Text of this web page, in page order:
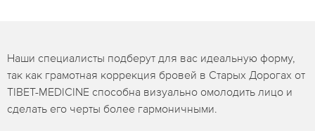
Наши специалисты подберут для вас идеальную форму,
так как грамотная коррекция бровей в Старых Дорогах от
TIBET-MEDICINE способна визуально омолодить лицо и
сделать его черты более гармоничными.